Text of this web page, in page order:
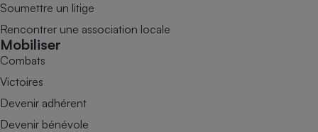
Soumettre un litige
Rencontrer une association locale
Mobiliser
Combats
Victoires
Devenir adhérent
Devenir bénévole